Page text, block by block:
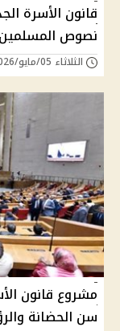
قانون الأسرة
نصوص
الثلاثاء 05/مايو/2026 - 08:00 م
مشروع قانون
سن الحضانة